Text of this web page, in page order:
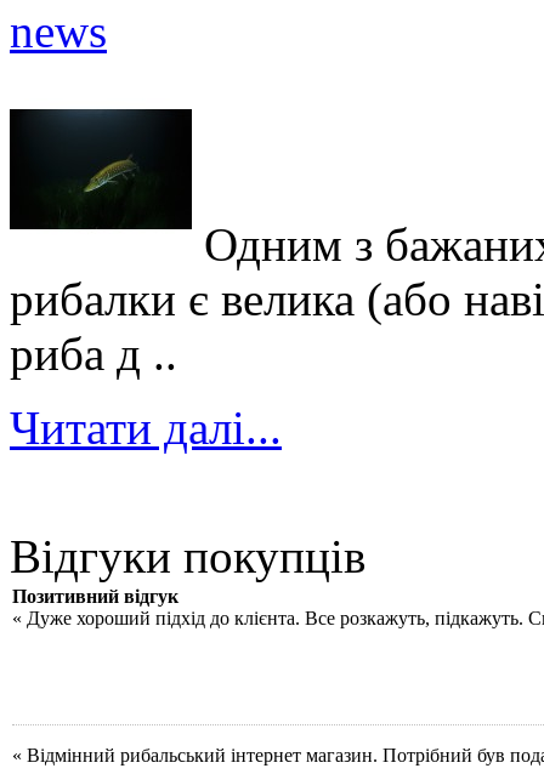
Одним з
рибалки є велика (або
риба д ..
Читати далі...
Відгуки покупців
Позитивний відгук
« Дуже хороший підхід до клієнта. Все розкажуть, підкажуть.
« Відмінний рибальський інтернет магазин. Потрібний був